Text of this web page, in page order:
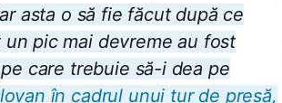
asta o să fie făcut după ce
pic mai devreme au fost
care trebuie să-i dea pe
în cadrul unui tur de presă,